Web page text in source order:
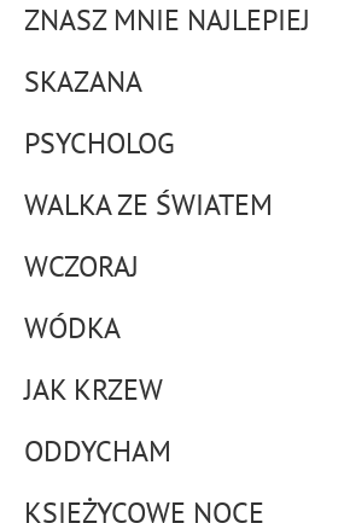
ZNASZ MNIE NAJLEPIEJ
SKAZANA
PSYCHOLOG
WALKA ZE ŚWIATEM
WCZORAJ
WÓDKA
JAK KRZEW
ODDYCHAM
KSIĘŻYCOWE NOCE